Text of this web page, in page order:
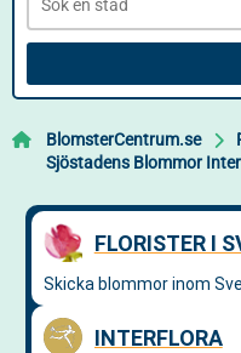
BlomsterCentrum.se
Sjöstadens Blommor